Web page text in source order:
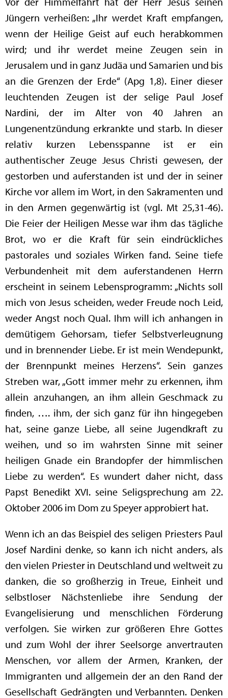
Jüngern verheißen: „Ihr werdet Kraft empfangen,
wenn der Heilige Geist auf euch herabkommen
wird; und ihr werdet meine Zeugen sein in
Jerusalem und in ganz Judäa und Samarien und bis
an die Grenzen der Erde“ (Apg 1,8). Einer dieser
leuchtenden Zeugen ist der selige Paul Josef
Nardini, der im Alter von 40 Jahren an
Lungenentzündung erkrankte und starb. In dieser
relativ kurzen Lebensspanne ist er ein
authentischer Zeuge Jesus Christi gewesen, der
gestorben und auferstanden ist und der in seiner
Kirche vor allem im Wort, in den Sakramenten und
in den Armen gegenwärtig ist (vgl. Mt 25,31-46).
Die Feier der Heiligen Messe war ihm das tägliche
Brot, wo er die Kraft für sein eindrückliches
pastorales und soziales Wirken fand. Seine tiefe
Verbundenheit mit dem auferstandenen Herrn
erscheint in seinem Lebensprogramm: „Nichts soll
mich von Jesus scheiden, weder Freude noch Leid,
weder Angst noch Qual. Ihm will ich anhangen in
demütigem Gehorsam, tiefer Selbstverleugnung
und in brennender Liebe. Er ist mein Wendepunkt,
der Brennpunkt meines Herzens“. Sein ganzes
Streben war, „Gott immer mehr zu erkennen, ihm
allein anzuhangen, an ihm allein Geschmack zu
finden, …. ihm, der sich ganz für ihn hingegeben
hat, seine ganze Liebe, all seine Jugendkraft zu
weihen, und so im wahrsten Sinne mit seiner
heiligen Gnade ein Brandopfer der himmlischen
Liebe zu werden“. Es wundert daher nicht, dass
Papst Benedikt XVI. seine Seligsprechung am 22.
Oktober 2006 im Dom zu Speyer approbiert hat.
Wenn ich an das Beispiel des seligen Priesters Paul
Josef Nardini denke, so kann ich nicht anders, als
den vielen Priester in Deutschland und weltweit zu
danken, die so großherzig in Treue, Einheit und
selbstloser Nächstenliebe ihre Sendung der
Evangelisierung und menschlichen Förderung
verfolgen. Sie wirken zur größeren Ehre Gottes
und zum Wohl der ihrer Seelsorge anvertrauten
Menschen, vor allem der Armen, Kranken, der
Immigranten und allgemein der an den Rand der
Gesellschaft Gedrängten und Verbannten. Denken